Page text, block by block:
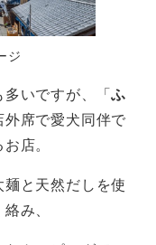
ジ
いですが、「ふ
外席で愛犬同伴で
店。
と天然だしを使
み、